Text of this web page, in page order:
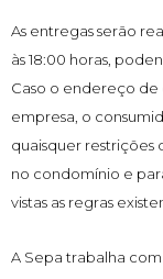
As entregas serão
às 18:00 horas,
Caso o endereço
empresa, o
quaisquer restrições
no condomínio e
vistas as regras
A Sepa trabalha